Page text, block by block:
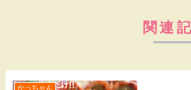
関連
かっちゃん